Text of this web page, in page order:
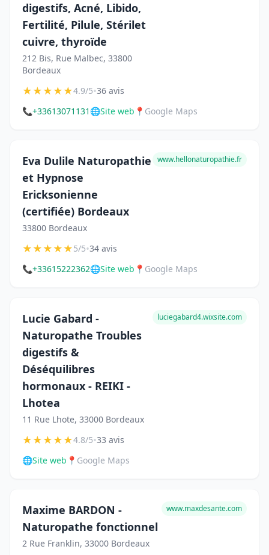
digestifs, Acné, Libido,
Fertilité, Pilule, Stérilet
cuivre, thyroïde
212 Bis, Rue Malbec, 33800
Bordeaux
★★★★★4.9/5•36 avis
📞+33613071131 🌐Site web 📍 Google Maps
Eva Dulile Naturopathie
et Hypnose
Ericksonienne
(certifiée) Bordeaux
33800 Bordeaux
www.hellonaturopathie.fr
★★★★★5/5•34 avis
📞+33615222362🌐Site web 📍 Google Maps
Lucie Gabard -
Naturopathe Troubles
digestifs &
Déséquilibres
hormonaux - REIKI -
Lhotea
11 Rue Lhote, 33000 Bordeaux
luciegabard4.wixsite.com
★★★★★4.8/5•33 avis
🌐Site web 📍 Google Maps
Maxime BARDON -
Naturopathe fonctionnel
2 Rue Franklin, 33000 Bordeaux
www.maxdesante.com